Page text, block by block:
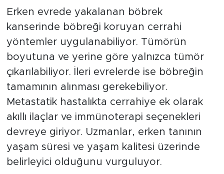
Erken evrede yakalanan böbrek
kanserinde böbreği koruyan cerrahi
yöntemler uygulanabiliyor. Tümörün
boyutuna ve yerine göre yalnızca tümör
çıkarılabiliyor. İleri evrelerde ise böbreğin
tamamının alınması gerekebiliyor.
Metastatik hastalıkta cerrahiye ek olarak
akıllı ilaçlar ve immünoterapi seçenekleri
devreye giriyor. Uzmanlar, erken tanının
yaşam süresi ve yaşam kalitesi üzerinde
belirleyici olduğunu vurguluyor.